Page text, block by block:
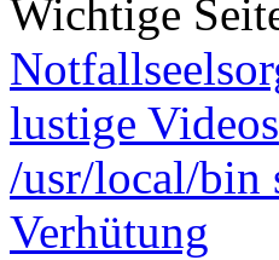
Wichtige
lustige Videos
/usr/local/bin
Verhütung